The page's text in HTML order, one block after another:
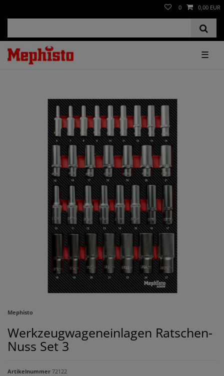
0 0,00 EUR
☰
Mephisto
Werkzeugwageneinlagen Ratschen-
Nuss Set 3
Artikelnummer 72122